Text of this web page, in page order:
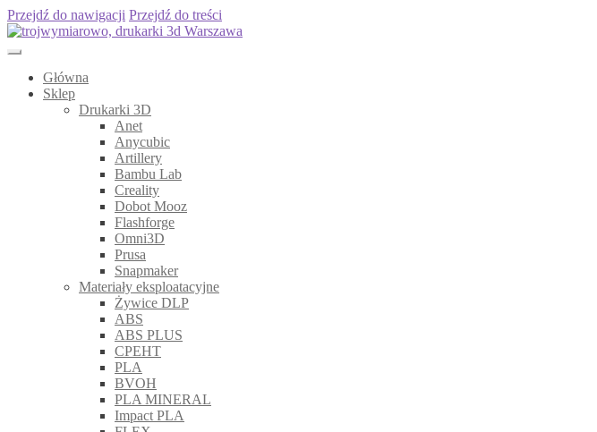
Przejdź do nawigacji Przejdź do treści
Główna
Sklep
Drukarki 3D
Anet
Anycubic
Artillery
Bambu Lab
Creality
Dobot Mooz
Flashforge
Omni3D
Prusa
Snapmaker
Materiały eksploatacyjne
Żywice DLP
ABS
ABS PLUS
CPEHT
PLA
BVOH
PLA MINERAL
Impact PLA